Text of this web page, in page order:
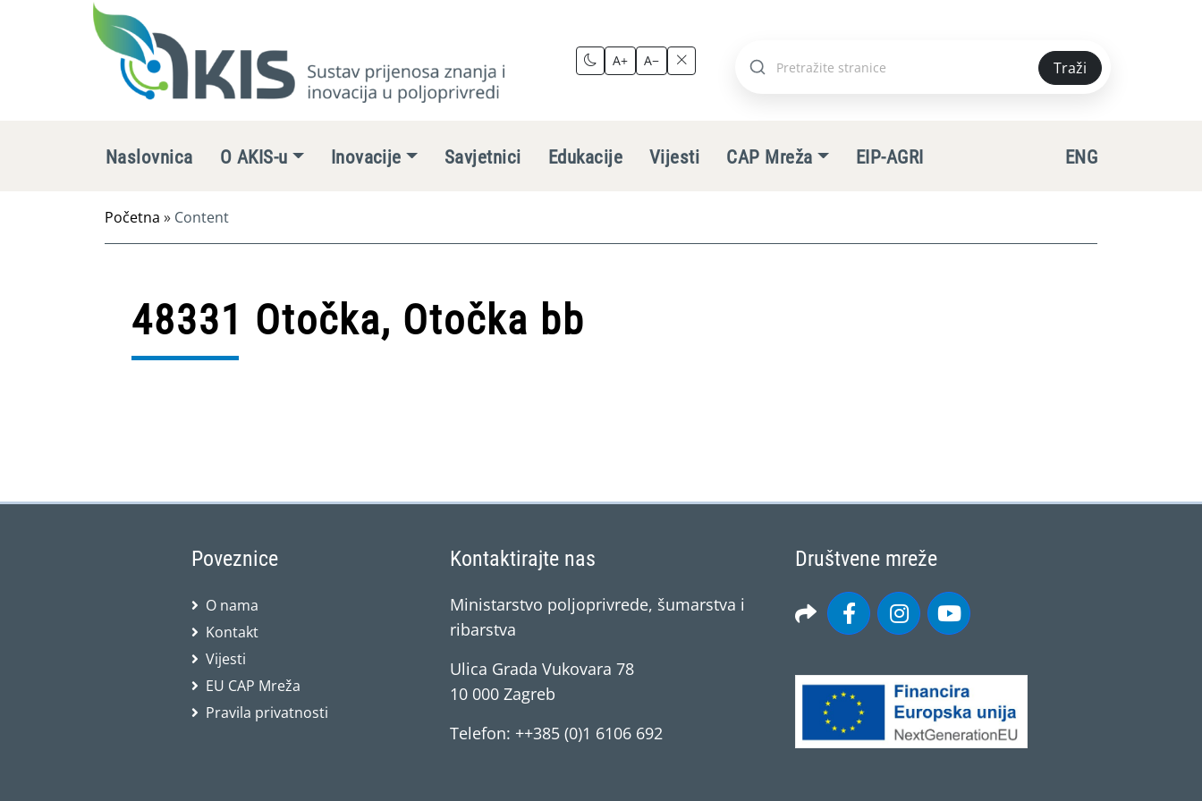
A+ A−
Pretraži
Traži
Naslovnica O AKIS-u Inovacije Savjetnici Edukacije Vijesti CAP Mreža EIP-AGRI ENG
Početna » Content
48331 Otočka, Otočka bb
Poveznice
O nama
Kontakt
Vijesti
EU CAP Mreža
Pravila privatnosti
Kontaktirajte nas
Ministarstvo poljoprivrede, šumarstva i
ribarstva
Ulica Grada Vukovara 78
10 000 Zagreb
Telefon: ++385 (0)1 6106 692
Društvene mreže